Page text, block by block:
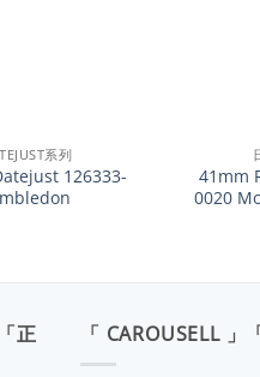
系列
126333-
41mm
0020
正
「 CAROUSELL 」